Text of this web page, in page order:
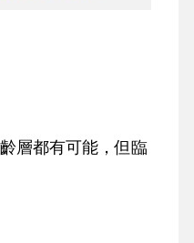
層都有可能，但臨